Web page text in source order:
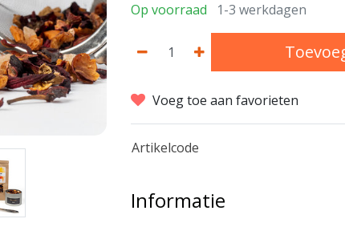
Op voorraad 1-3 werkdagen
Voeg toe aan favorieten
Artikelcode
Informatie